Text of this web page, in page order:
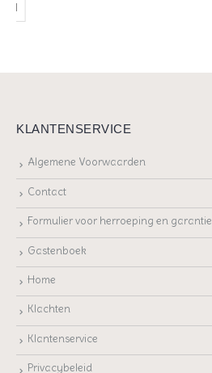
KLANTENSERVICE
Algemene Voorwaarden
Contact
Formulier voor herroeping en garantie
Gastenboek
Home
Klachten
Klantenservice
Privacybeleid